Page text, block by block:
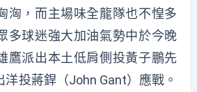
洶，而主場味全龍隊也不惶多
多球迷強大加油氣勢中於今晚
鷹派出本土低肩側投黃子鵬先
投蔣銲（John Gant）應戰。